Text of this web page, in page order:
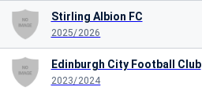
Stirling Albion FC
2025/2026
Edinburgh City Football Club
2023/2024